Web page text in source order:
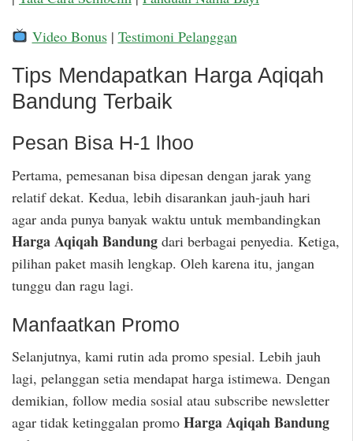
Video Bonus| Testimoni Pelanggan
Tips Mendapatkan Harga Aqiqah
Bandung Terbaik
Pesan Bisa H-1 lhoo
Pertama, pemesanan bisa dipesan dengan jarak yang
relatif dekat. Kedua, lebih disarankan jauh-jauh hari
agar anda punya banyak waktu untuk membandingkan
Harga Aqiqah Bandung dari berbagai penyedia. Ketiga,
pilihan paket masih lengkap. Oleh karena itu, jangan
tunggu dan ragu lagi.
Manfaatkan Promo
Selanjutnya, kami rutin ada promo spesial. Lebih jauh
lagi, pelanggan setia mendapat harga istimewa. Dengan
demikian, follow media sosial atau subscribe newsletter
agar tidak ketinggalan promo Harga Aqiqah Bandung